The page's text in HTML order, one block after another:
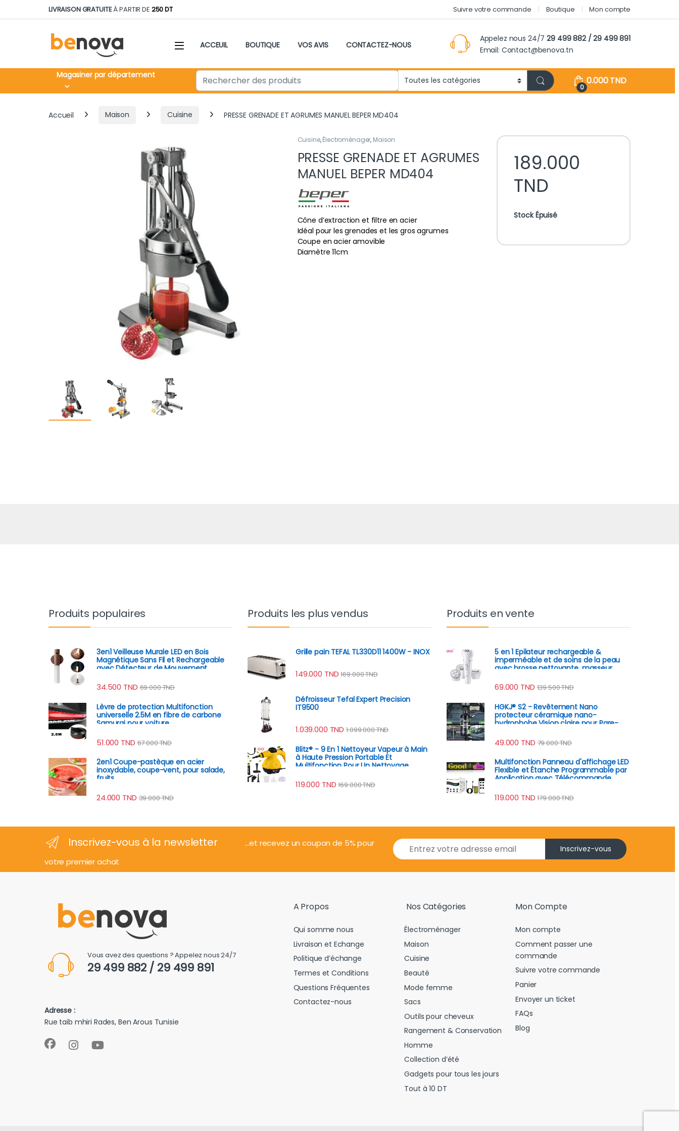
Skip to navigation
Skip to contentLIVRAISON GRATUITEÀ PARTIR DE 250 DT Suivre votre commande Boutique Mon compte
ACCEUIL BOUTIQUE VOS AVIS CONTACTEZ-NOUS
Appelez nous 24/729 499 882 / 29 499 891
Email: Contact@benova.tn
Magasiner par département Search for:
0
0.000TND
Accueil Maison Cuisine PRESSE GRENADE ET AGRUMES MANUEL BEPER MD404
Cuisine,Électroménager, Maison
PRESSE GRENADE ET AGRUMES
MANUEL BEPER MD404
Cône d’extraction et filtre en acier
Idéal pour les grenades et les gros agrumes
Coupe en acier amovible
Diamètre 11cm
189.000
TND
Stock Épuisé
Produits populaires
3en1 Veilleuse Murale LED en Bois
Magnétique Sans Fil et Rechargeable
avec Détecteur de Mouvement
34.500 TND 69.000TND
Lèvre de protection Multifonction
universelle 2.5M en fibre de carbone
Samurai pour voiture
51.000 TND 67.000TND
2en1 Coupe-pastèque en acier
inoxydable, coupe-vent, pour salade,
fruits
24.000 TND 39.000TND
Produits les plus vendus
Grille pain TEFAL TL330D11 1400W - INOX
149.000 TND 169.000TND
Défroisseur Tefal Expert Precision
IT9500
1.039.000 TND 1.099.000TND
Blitz® - 9 En 1 Nettoyeur Vapeur à Main
à Haute Pression Portable Et
Multifonction Pour Un Nettoyage
119.000 TND 169.000TND
Produits en vente
5 en 1 Epilateur rechargeable &
imperméable et de soins de la peau
avec brosse nettoyante, masseur
69.000 TND 139.500TND
HGKJ® S2 - Revêtement Nano
protecteur céramique nano-
hydrophobe Vision claire pour Pare-
49.000 TND 79.000TND
Multifonction Panneau d'affichage LED
Flexible et Étanche Programmable par
Application avec Télécommande
119.000 TND 179.000TND
Inscrivez-vous à la newsletter
...et recevez un coupon de 5% pour
votre premier achat
E
m
i
Inscrivez-vous
Vous avez des questions ? Appelez nous 24/7
29 499 882 / 29 499 891
Adresse :
Rue taib mhiri Rades, Ben Arous Tunisie
A Propos
Qui somme nous
Livraison et Echange
Politique d’échange
Termes et Conditions
Questions Fréquentes
Contactez-nous
Nos Catégories
Électroménager
Maison
Cuisine
Beauté
Mode femme
Sacs
Outils pour cheveux
Rangement & Conservation
Homme
Collection d’été
Gadgets pour tous les jours
Tout à 10 DT
Mon Compte
Mon compte
Comment passer une
commande
Suivre votre commande
Panier
Envoyer un ticket
FAQs
Blog